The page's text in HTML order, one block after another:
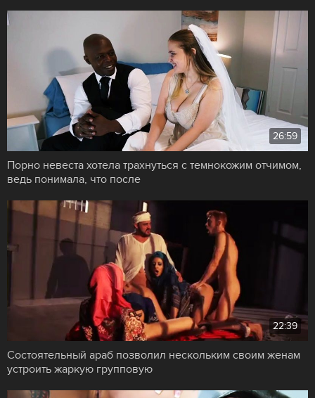
26:59
Порно невеста хотела трахнуться с темнокожим отчимом,
ведь понимала, что после
22:39
Состоятельный араб позволил нескольким своим женам
устроить жаркую групповую